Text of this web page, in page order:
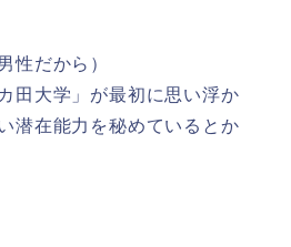
性だから）
田大学」が最初に思い浮か
潜在能力を秘めているとか